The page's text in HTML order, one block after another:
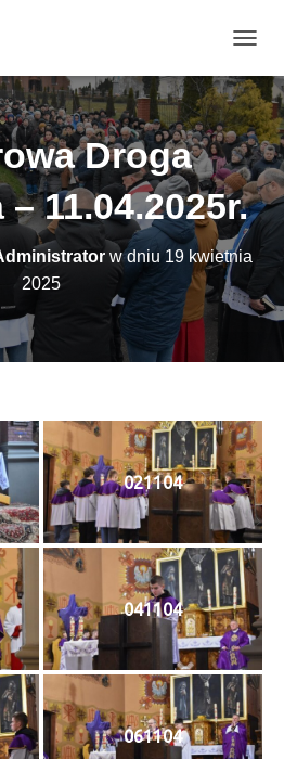
R
Z
E
Ł
Ą
C
Z
N
A
W
G
J
Droga
11.04.2025r.
w dniu 19 kwietnia
2025
021104
041104
061104